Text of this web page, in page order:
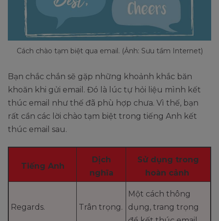
Cách chào tạm biệt qua email. (Ảnh: Sưu tầm Internet)
Bạn chắc chắn sẽ gặp những khoảnh khắc băn
khoăn khi gửi email. Đó là lúc tự hỏi liệu mình kết
thúc email như thế đã phù hợp chưa. Vì thế, bạn
rất cần các lời chào tạm biệt trong tiếng Anh kết
thúc email sau.
Tiếng Anh
Dịch
nghĩa
Sử dụng trong
hoàn cảnh
Regards. Trân trọng.
Một cách thông
dụng, trang trọng